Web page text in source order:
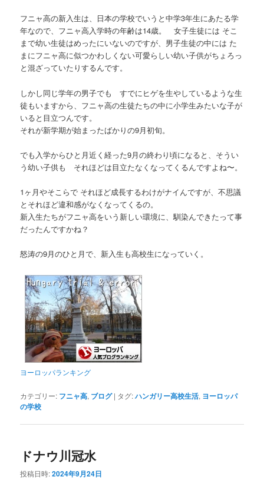
フニャ高の新入生は、日本の学校でいうと中学3年生にあたる学
年なので、フニャ高入学時の年齢は14歳。 女子生徒には そこ
まで幼い生徒はめったにいないのですが、男子生徒の中には た
まにフニャ高に似つかわしくない可愛らしい幼い子供がちょろっ
と混ざっていたりするんです。
しかし同じ学年の男子でも すでにヒゲを生やしているような生
徒もいますから、フニャ高の生徒たちの中に小学生みたいな子が
いると目立つんです。
それが新学期が始まったばかりの9月初旬。
でも入学からひと月近く経った9月の終わり頃になると、そうい
う幼い子供も それほどは目立たなくなってくるんですよね〜。
1ヶ月やそこらで それほど成長するわけがナイんですが、不思議
とそれほど違和感がなくなってくるの。
新入生たちがフニャ高をいう新しい環境に、馴染んできたって事
だったんですかね？
怒涛の9月のひと月で、新入生も高校生になっていく。
ヨーロッパランキング
カテゴリー: フニャ高, ブログ | タグ:ハンガリー高校生活, ヨーロッパ
の学校
ドナウ川冠水
投稿日時:2024年9月24日